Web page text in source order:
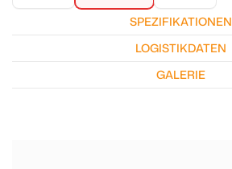
SPEZIFIKATIONEN
LOGISTIKDATEN
GALERIE